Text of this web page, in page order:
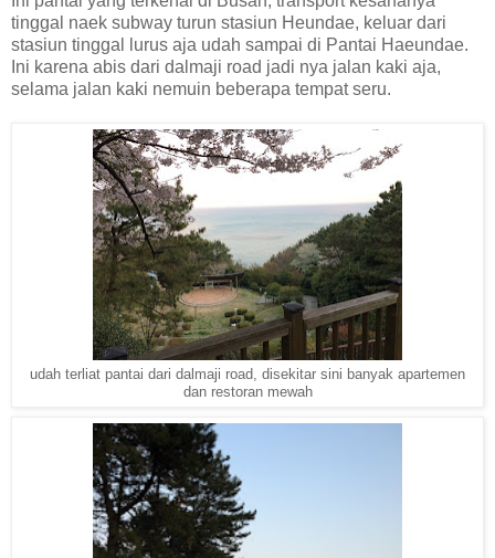
tinggal naek subway turun stasiun Heundae, keluar dari
stasiun tinggal lurus aja udah sampai di Pantai Haeundae.
Ini karena abis dari dalmaji road jadi nya jalan kaki aja,
selama jalan kaki nemuin beberapa tempat seru.
udah terliat pantai dari dalmaji road, disekitar sini banyak apartemen
dan restoran mewah